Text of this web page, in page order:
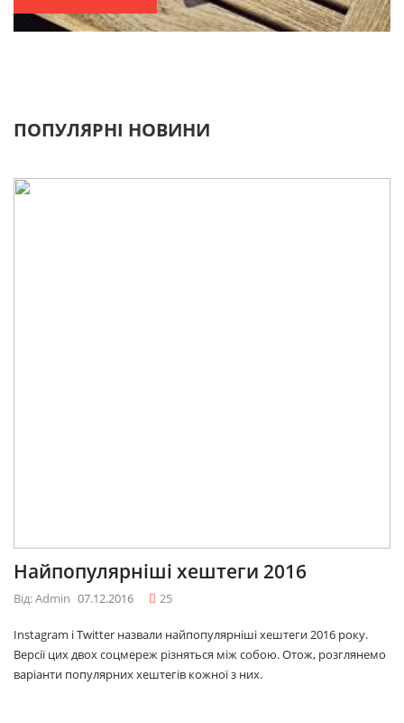
ПОПУЛЯРНІ НОВИНИ
Найпопулярніші хештеги 2016
Від: Admin 07.12.2016 25
Instagram і Twitter назвали найпопулярніші хештеги 2016 року.
Версії цих двох соцмереж різняться між собою. Отож, розглянемо
варіанти популярних хештегів кожної з них.